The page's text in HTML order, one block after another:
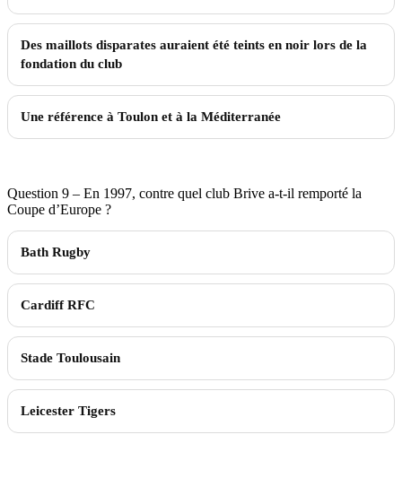
Des maillots disparates auraient été teints en noir lors de la
fondation du club
Une référence à Toulon et à la Méditerranée
Question 9 – En 1997, contre quel club Brive a-t-il remporté la
Coupe d’Europe ?
Bath Rugby
Cardiff RFC
Stade Toulousain
Leicester Tigers